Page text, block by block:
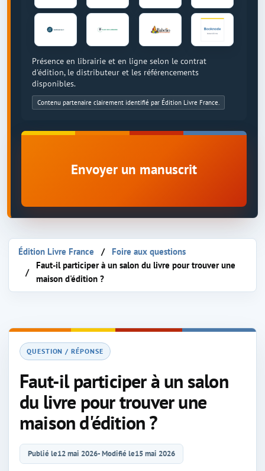
Présence en librairie et en ligne selon le contrat
d'édition, le distributeur et les référencements
disponibles.
Contenu partenaire clairement identifié par Édition Livre France.
Envoyer un manuscrit
Édition Livre France
Foire aux questions
Faut-il participer à un salon du livre pour trouver une
maison d'édition ?
QUESTION / RÉPONSE
Faut-il participer à un salon
du livre pour trouver une
maison d'édition ?
Publié le12 mai 2026- Modifié le15 mai 2026